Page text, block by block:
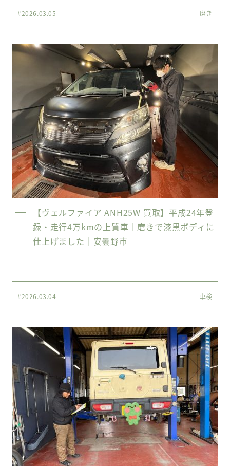
#2026.03.05 磨き
【ヴェルファイア ANH25W 買取】平成24年登
録・走行4万kmの上質車｜磨きで漆黒ボディに
仕上げました｜安曇野市
#2026.03.04 車検